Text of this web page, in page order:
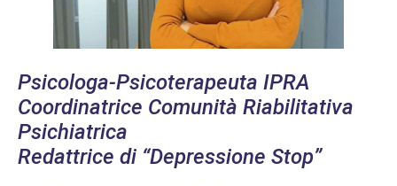
Psicologa-Psicoterapeuta IPRA
Coordinatrice Comunità Riabilitativa
Psichiatrica
Redattrice di “Depressione Stop”